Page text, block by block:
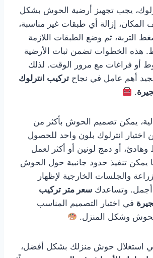
يجب تجهيز أرضية الحوش بشكل
إزالة أي طبقات غير مناسبة،
التربة، ثم وضع الطبقات اللازمة
هذه الخطوات تضمن ثبات الأرضية
أو فراغات مع مرور الوقت. لذلك
أهم عامل في نجاح تركيب انترلوك
.
يمكن تصميم الحوش بأكثر من
انترلوك بلون واحد للحصول
أو دمج لونين أو أكثر لعمل
يمكن تنفيذ حدود جانبية حول الحوش
والجلسات الخارجية لإظهار
أجمل. وتساعدك سعر متر تركيب
في اختيار التصميم المناسب
وشكل المنزل.
استغلال حوش منزلك بشكل أفضل،